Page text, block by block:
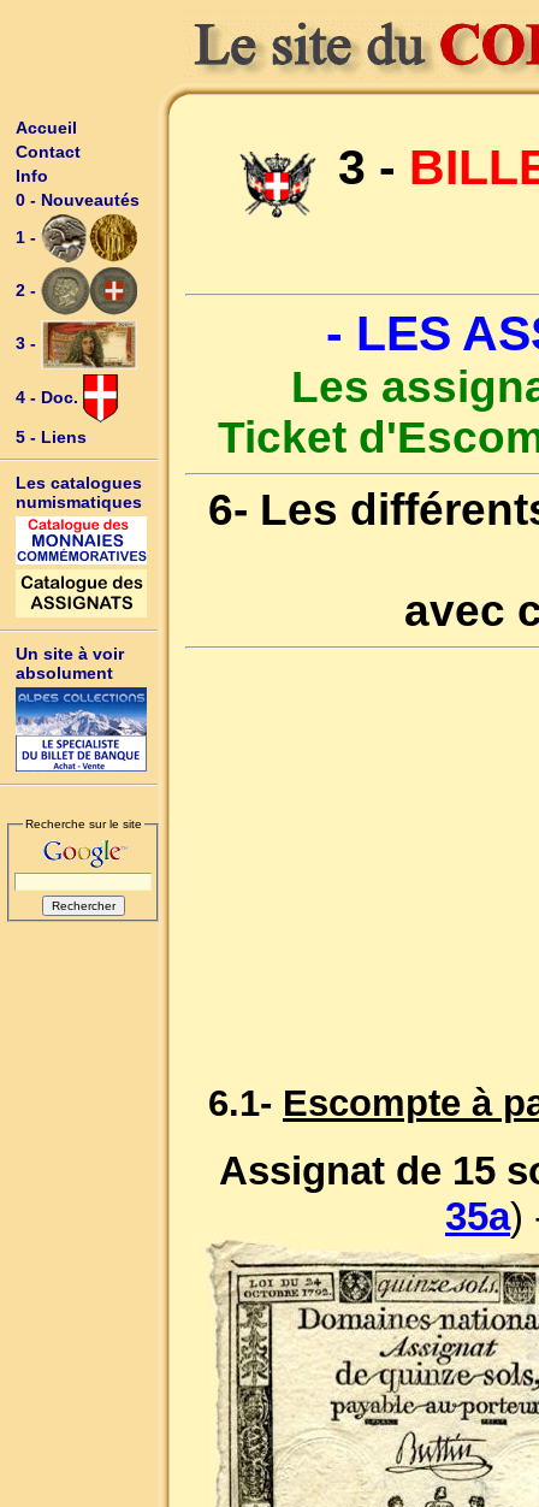
Accueil
Contact
Info
0 - Nouveautés
1 -
2 -
3 -
4 - Doc.
5 - Liens
Les catalogues
numismatiques
Un site à voir
absolument
Recherche sur le site
3 -
- LES
Les
Ticket
6- Les
avec
6.1- Escompte à
Assignat de 15
35a)